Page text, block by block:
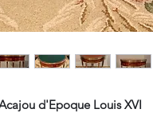
d'Epoque Louis XVI